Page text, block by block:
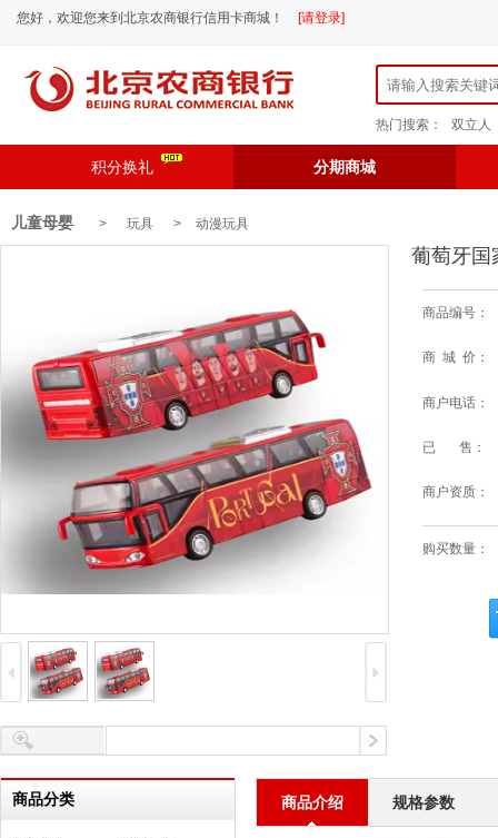
您好，欢迎您来到北京农商银行信用卡商城！ [请登录]
热门搜索： 双立人
积分换礼 分期商城
儿童母婴 > 玩具 > 动漫玩具
葡萄牙国
商品编号：
商 城 价：
商户电话：
已 售：
商户资质：
购买数量：
商品分类 商品介绍 规格参数